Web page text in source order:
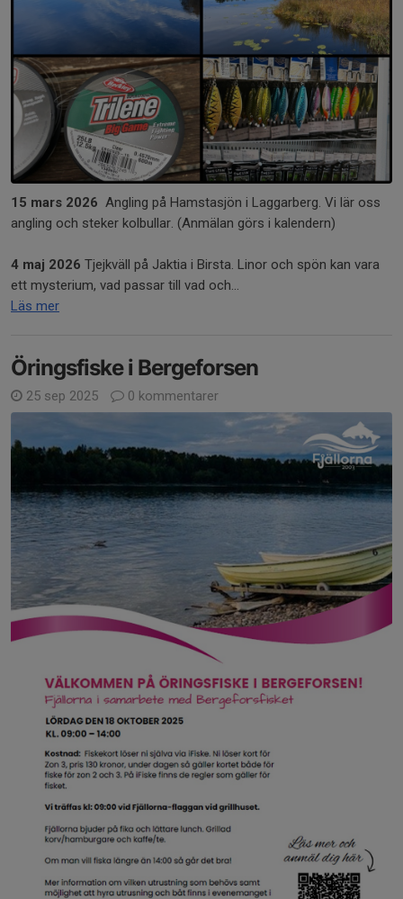
15 mars 2026 Angling på Hamstasjön i Laggarberg. Vi lär oss
angling och steker kolbullar. (Anmälan görs i kalendern)
4 maj 2026 Tjejkväll på Jaktia i Birsta. Linor och spön kan vara
ett mysterium, vad passar till vad och...
Läs mer
Öringsfiske i Bergeforsen
25 sep 2025 0 kommentarer